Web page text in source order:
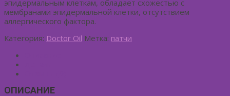
эпидермальным клеткам, обладает схожестью с
мембранами эпидермальной клетки, отсутствием
аллергического фактора.
Категория: Doctor Oil Метка: патчи
ОПИСАНИЕ